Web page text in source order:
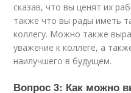
сказав, что вы ценят их
также что вы рады иметь
коллегу. Можно также
уважение к коллеге, а
наилучшего в будущем.
Вопрос 3: Как можно